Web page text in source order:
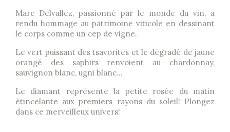
Marc Delvallez, passionné par le monde du vin, a
rendu hommage au patrimoine viticole en dessinant
le corps comme un cep de vigne.
Le vert puissant des tsavorites et le dégradé de jaune
orangé des saphirs renvoient au chardonnay,
sauvignon blanc, ugni blanc...
Le diamant représente la petite rosée du matin
étincelante aux premiers rayons du soleil! Plongez
dans ce merveilleux univers!